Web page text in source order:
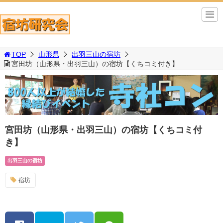
TOP 山形県
出羽三山の宿坊
宮田坊（山形県・出羽三山）の宿坊【くちコミ付き】
宮田坊（山形県・出羽三山）の宿坊【くちコミ付
き】
出羽三山の宿坊
宿坊